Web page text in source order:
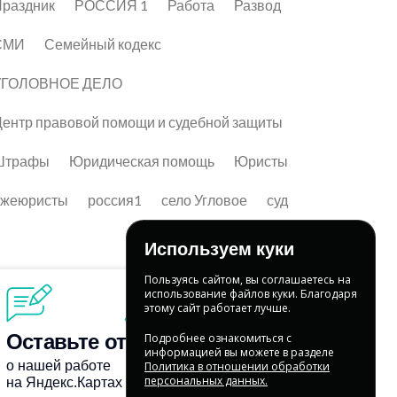
РОССИЯ 1 Работа Развод
Семейный кодекс
ДЕЛО
правовой помощи и судебной защиты
Юридическая помощь Юристы
россия1 село Угловое суд
Используем куки
Пользуясь сайтом, вы соглашаетесь на
использование файлов куки. Благодаря
этому сайт работает лучше.
Подробнее ознакомиться с
информацией вы можете в разделе
Политика в отношении обработки
персональных данных.